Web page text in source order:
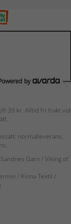
39 kr. Alltid fri frakt vid
normalleverans,
Garn / Viking of
/ Kinna Textil /